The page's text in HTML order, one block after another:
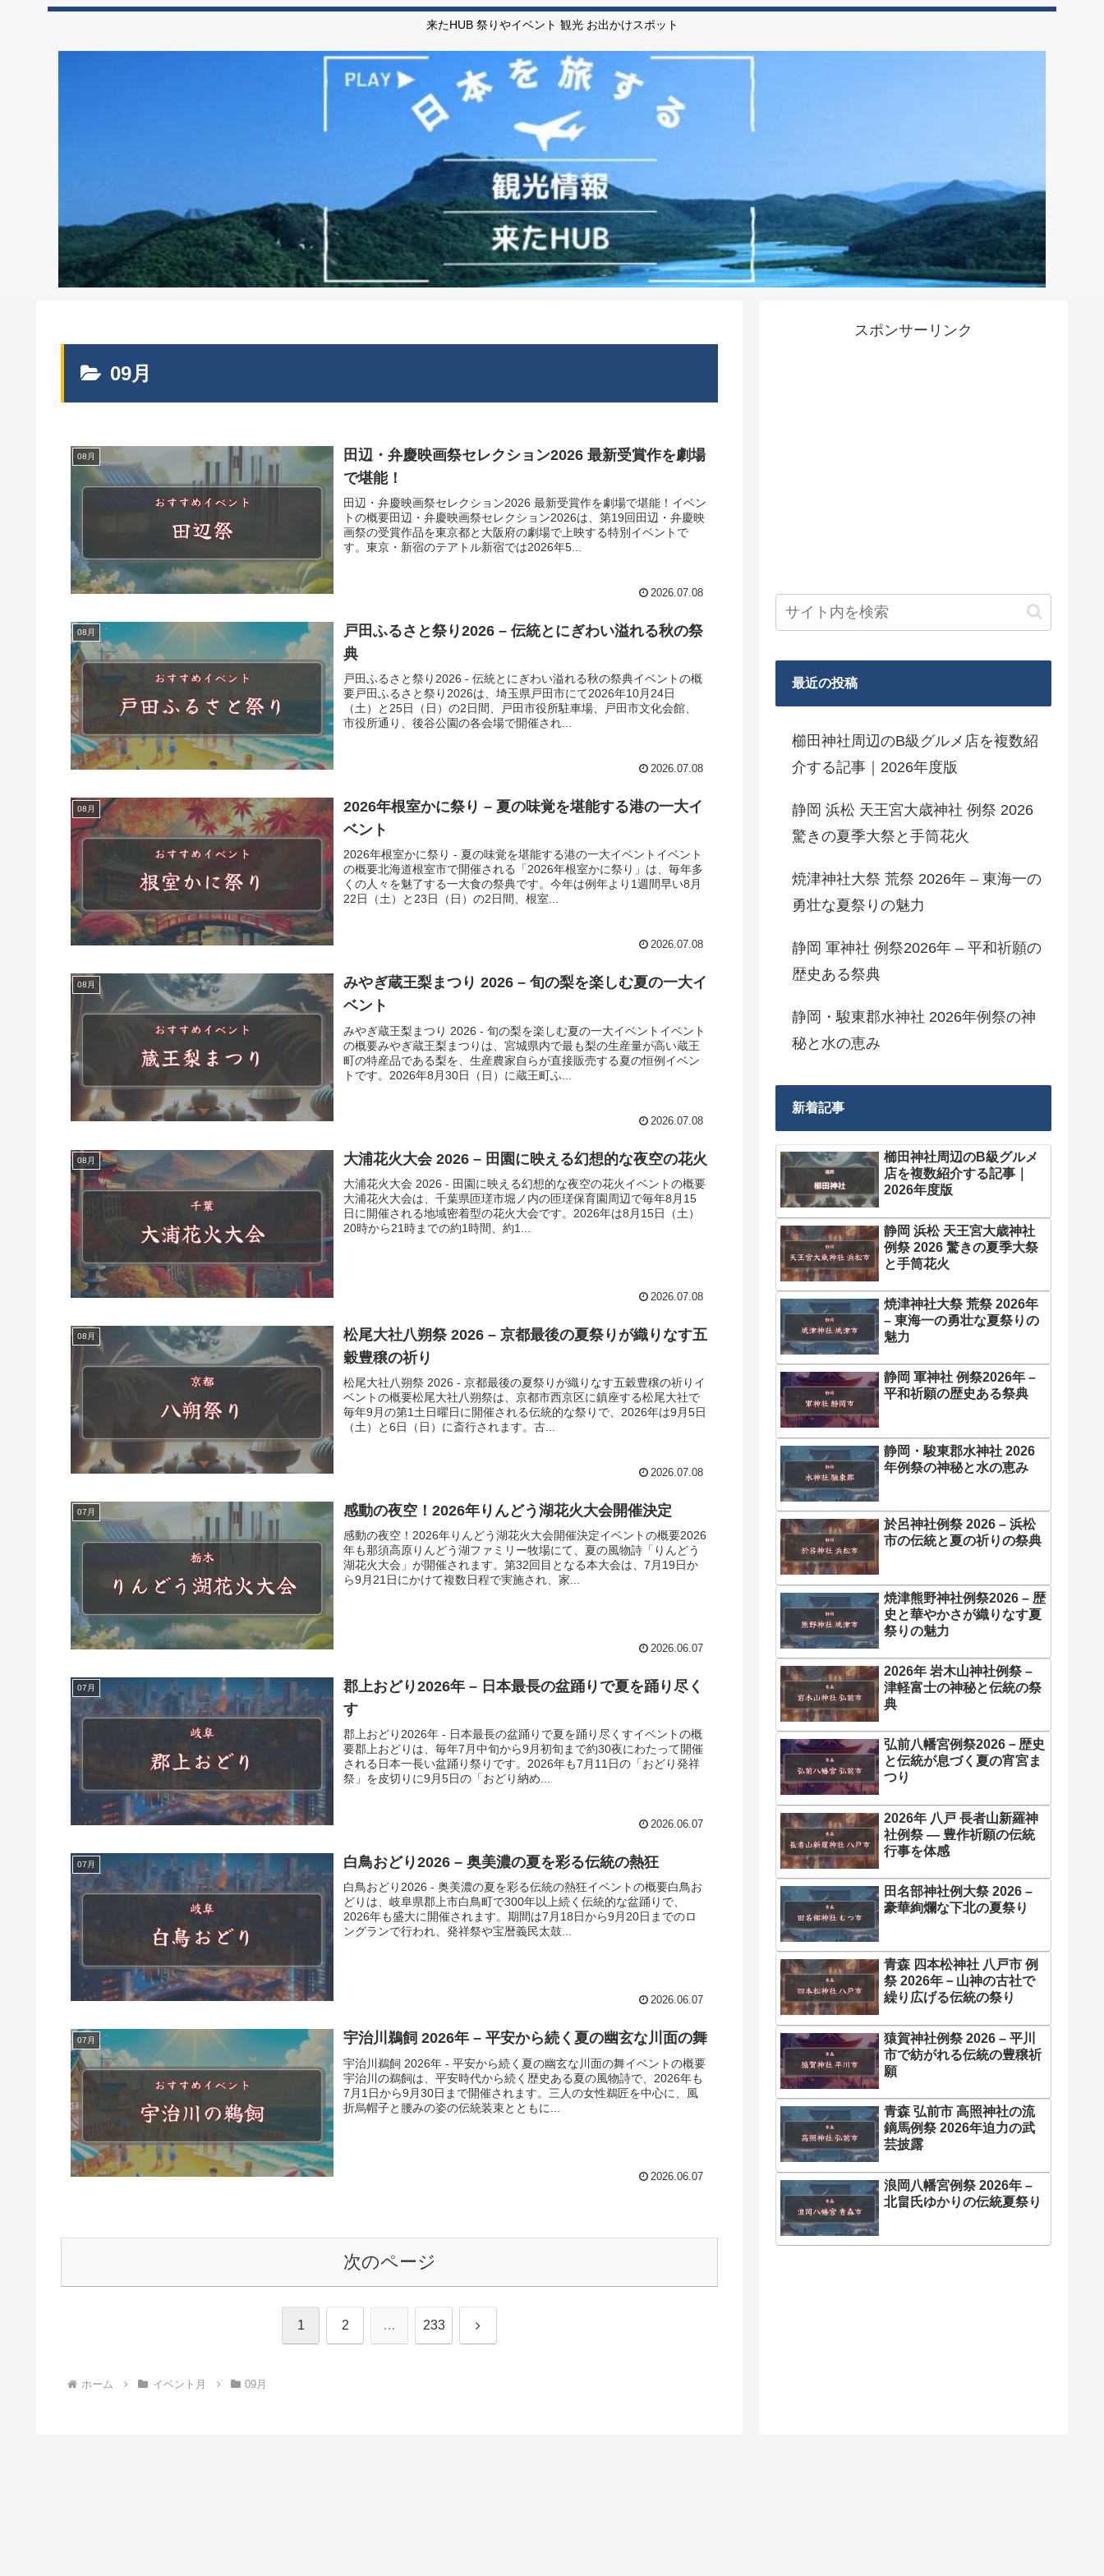
来たHUB 祭りやイベント 観光 お出かけスポット
09月
08月
田辺・弁慶映画祭セレクション2026 最新受賞作を劇場
で堪能！
田辺・弁慶映画祭セレクション2026 最新受賞作を劇場で堪能！イベン
トの概要田辺・弁慶映画祭セレクション2026は、第19回田辺・弁慶映
画祭の受賞作品を東京都と大阪府の劇場で上映する特別イベントで
す。東京・新宿のテアトル新宿では2026年5...
2026.07.08
08月
戸田ふるさと祭り2026 – 伝統とにぎわい溢れる秋の祭
典
戸田ふるさと祭り2026 - 伝統とにぎわい溢れる秋の祭典イベントの概
要戸田ふるさと祭り2026は、埼玉県戸田市にて2026年10月24日
（土）と25日（日）の2日間、戸田市役所駐車場、戸田市文化会館、
市役所通り、後谷公園の各会場で開催され...
2026.07.08
08月
2026年根室かに祭り – 夏の味覚を堪能する港の一大イ
ベント
2026年根室かに祭り - 夏の味覚を堪能する港の一大イベントイベント
の概要北海道根室市で開催される「2026年根室かに祭り」は、毎年多
くの人々を魅了する一大食の祭典です。今年は例年より1週間早い8月
22日（土）と23日（日）の2日間、根室...
2026.07.08
08月
みやぎ蔵王梨まつり 2026 – 旬の梨を楽しむ夏の一大イ
ベント
みやぎ蔵王梨まつり 2026 - 旬の梨を楽しむ夏の一大イベントイベント
の概要みやぎ蔵王梨まつりは、宮城県内で最も梨の生産量が高い蔵王
町の特産品である梨を、生産農家自らが直接販売する夏の恒例イベン
トです。2026年8月30日（日）に蔵王町ふ...
2026.07.08
08月 大浦花火大会 2026 – 田園に映える幻想的な夜空の花火
大浦花火大会 2026 - 田園に映える幻想的な夜空の花火イベントの概要
大浦花火大会は、千葉県匝瑳市堀ノ内の匝瑳保育園周辺で毎年8月15
日に開催される地域密着型の花火大会です。2026年は8月15日（土）
20時から21時までの約1時間、約1...
2026.07.08
08月
松尾大社八朔祭 2026 – 京都最後の夏祭りが織りなす五
穀豊穣の祈り
松尾大社八朔祭 2026 - 京都最後の夏祭りが織りなす五穀豊穣の祈りイ
ベントの概要松尾大社八朔祭は、京都市西京区に鎮座する松尾大社で
毎年9月の第1土日曜日に開催される伝統的な祭りで、2026年は9月5日
（土）と6日（日）に斎行されます。古...
2026.07.08
07月 感動の夜空！2026年りんどう湖花火大会開催決定
感動の夜空！2026年りんどう湖花火大会開催決定イベントの概要2026
年も那須高原りんどう湖ファミリー牧場にて、夏の風物詩「りんどう
湖花火大会」が開催されます。第32回目となる本大会は、7月19日か
ら9月21日にかけて複数日程で実施され、家...
2026.06.07
07月
郡上おどり2026年 – 日本最長の盆踊りで夏を踊り尽く
す
郡上おどり2026年 - 日本最長の盆踊りで夏を踊り尽くすイベントの概
要郡上おどりは、毎年7月中旬から9月初旬まで約30夜にわたって開催
される日本一長い盆踊り祭りです。2026年も7月11日の「おどり発祥
祭」を皮切りに9月5日の「おどり納め...
2026.06.07
07月 白鳥おどり2026 – 奥美濃の夏を彩る伝統の熱狂
白鳥おどり2026 - 奥美濃の夏を彩る伝統の熱狂イベントの概要白鳥お
どりは、岐阜県郡上市白鳥町で300年以上続く伝統的な盆踊りで、
2026年も盛大に開催されます。期間は7月18日から9月20日までのロ
ングランで行われ、発祥祭や宝暦義民太鼓...
2026.06.07
07月 宇治川鵜飼 2026年 – 平安から続く夏の幽玄な川面の舞
宇治川鵜飼 2026年 - 平安から続く夏の幽玄な川面の舞イベントの概要
宇治川の鵜飼は、平安時代から続く歴史ある夏の風物詩で、2026年も
7月1日から9月30日まで開催されます。三人の女性鵜匠を中心に、風
折烏帽子と腰みの姿の伝統装束とともに...
2026.06.07
次のページ
1 2 … 233 次
ホーム イベント月 09月
スポンサーリンク
最近の投稿
櫛田神社周辺のB級グルメ店を複数紹
介する記事｜2026年度版
静岡 浜松 天王宮大歳神社 例祭 2026
驚きの夏季大祭と手筒花火
焼津神社大祭 荒祭 2026年 – 東海一の
勇壮な夏祭りの魅力
静岡 軍神社 例祭2026年 – 平和祈願の
歴史ある祭典
静岡・駿東郡水神社 2026年例祭の神
秘と水の恵み
新着記事
櫛田神社周辺のB級グルメ
店を複数紹介する記事｜
2026年度版
静岡 浜松 天王宮大歳神社
例祭 2026 驚きの夏季大祭
と手筒花火
焼津神社大祭 荒祭 2026年
– 東海一の勇壮な夏祭りの
魅力
静岡 軍神社 例祭2026年 –
平和祈願の歴史ある祭典
静岡・駿東郡水神社 2026
年例祭の神秘と水の恵み
於呂神社例祭 2026 – 浜松
市の伝統と夏の祈りの祭典
焼津熊野神社例祭2026 – 歴
史と華やかさが織りなす夏
祭りの魅力
2026年 岩木山神社例祭 –
津軽富士の神秘と伝統の祭
典
弘前八幡宮例祭2026－歴史
と伝統が息づく夏の宵宮ま
つり
2026年 八戸 長者山新羅神
社例祭 ― 豊作祈願の伝統
行事を体感
田名部神社例大祭 2026 –
豪華絢爛な下北の夏祭り
青森 四本松神社 八戸市 例
祭 2026年－山神の古社で
繰り広げる伝統の祭り
猿賀神社例祭 2026 – 平川
市で紡がれる伝統の豊穣祈
願
青森 弘前市 高照神社の流
鏑馬例祭 2026年迫力の武
芸披露
浪岡八幡宮例祭 2026年 –
北畠氏ゆかりの伝統夏祭り